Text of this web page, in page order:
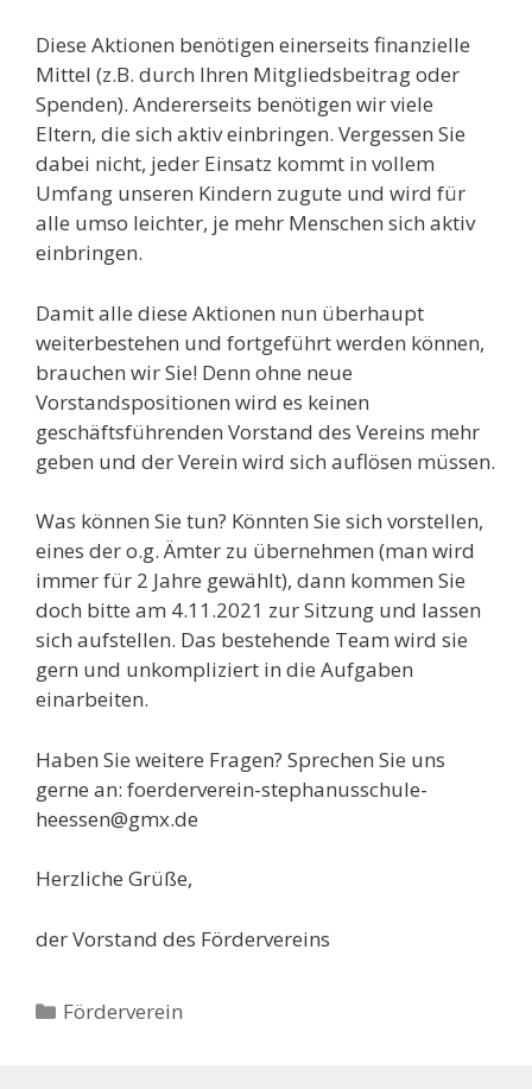
Diese Aktionen benötigen einerseits finanzielle
Mittel (z.B. durch Ihren Mitgliedsbeitrag oder
Spenden). Andererseits benötigen wir viele
Eltern, die sich aktiv einbringen. Vergessen Sie
dabei nicht, jeder Einsatz kommt in vollem
Umfang unseren Kindern zugute und wird für
alle umso leichter, je mehr Menschen sich aktiv
einbringen.
Damit alle diese Aktionen nun überhaupt
weiterbestehen und fortgeführt werden können,
brauchen wir Sie! Denn ohne neue
Vorstandspositionen wird es keinen
geschäftsführenden Vorstand des Vereins mehr
geben und der Verein wird sich auflösen müssen.
Was können Sie tun? Könnten Sie sich vorstellen,
eines der o.g. Ämter zu übernehmen (man wird
immer für 2 Jahre gewählt), dann kommen Sie
doch bitte am 4.11.2021 zur Sitzung und lassen
sich aufstellen. Das bestehende Team wird sie
gern und unkompliziert in die Aufgaben
einarbeiten.
Haben Sie weitere Fragen? Sprechen Sie uns
gerne an: foerderverein-stephanusschule-
heessen@gmx.de
Herzliche Grüße,
der Vorstand des Fördervereins
Kategorien
Förderverein